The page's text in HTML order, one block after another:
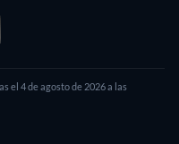
el 4 de agosto de 2026 a las